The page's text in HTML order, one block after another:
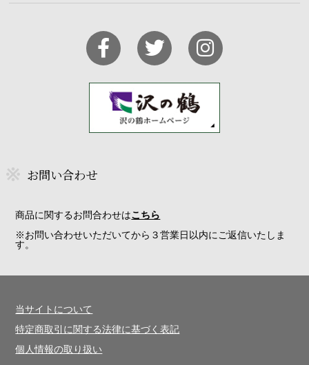
お問い合わせ
商品に関するお問合わせはこちら
※お問い合わせいただいてから３営業日以内にご返信いたしま
す。
当サイトについて
特定商取引に関する法律に基づく表記
個人情報の取り扱い